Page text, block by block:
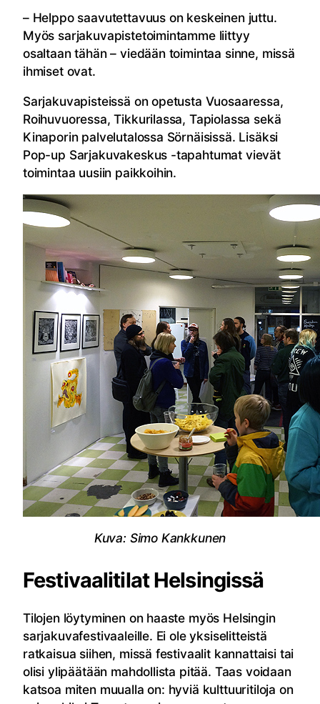
– Helppo saavutettavuus on keskeinen juttu.
Myös sarjakuvapistetoimintamme liittyy
osaltaan tähän – viedään toimintaa sinne, missä
ihmiset ovat.
Sarjakuvapisteissä on opetusta Vuosaaressa,
Roihuvuoressa, Tikkurilassa, Tapiolassa sekä
Kinaporin palvelutalossa Sörnäisissä. Lisäksi
Pop-up Sarjakuvakeskus -tapahtumat vievät
toimintaa uusiin paikkoihin.
Kuva: Simo Kankkunen
Festivaalitilat Helsingissä
Tilojen löytyminen on haaste myös Helsingin
sarjakuvafestivaaleille. Ei ole yksiselitteistä
ratkaisua siihen, missä festivaalit kannattaisi tai
olisi ylipäätään mahdollista pitää. Taas voidaan
katsoa miten muualla on: hyviä kulttuuritiloja on